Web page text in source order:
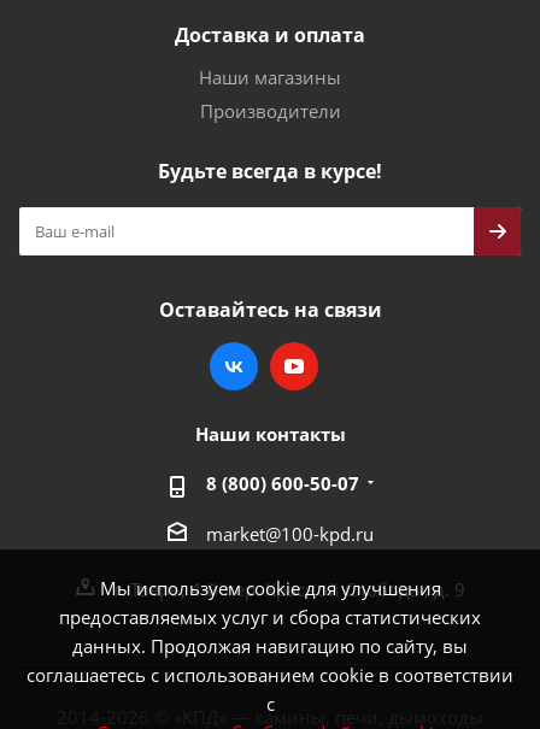
Мы используем cookie для улучшения
предоставляемых услуг и сбора статистических
данных. Продолжая навигацию по сайту, вы
соглашаетесь с использованием cookie в соответствии
с
Доставка и оплата
Наши магазины
Производители
Будьте всегда в курсе!
Оставайтесь на связи
Наши контакты
8 (800) 600-50-07
market@100-kpd.ru
г. Тверь, 4-й пер. Красной Слободы, д. 9
2014-2026 © «КПД» — камины, печи, дымоходы